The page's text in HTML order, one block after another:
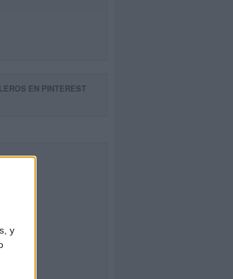
y
EN PINTEREST